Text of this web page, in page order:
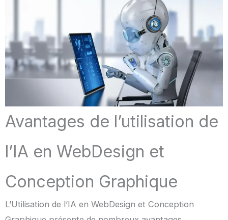
Avantages de l’utilisation de
l’IA en WebDesign et
Conception Graphique
L’Utilisation de l’IA en WebDesign et Conception